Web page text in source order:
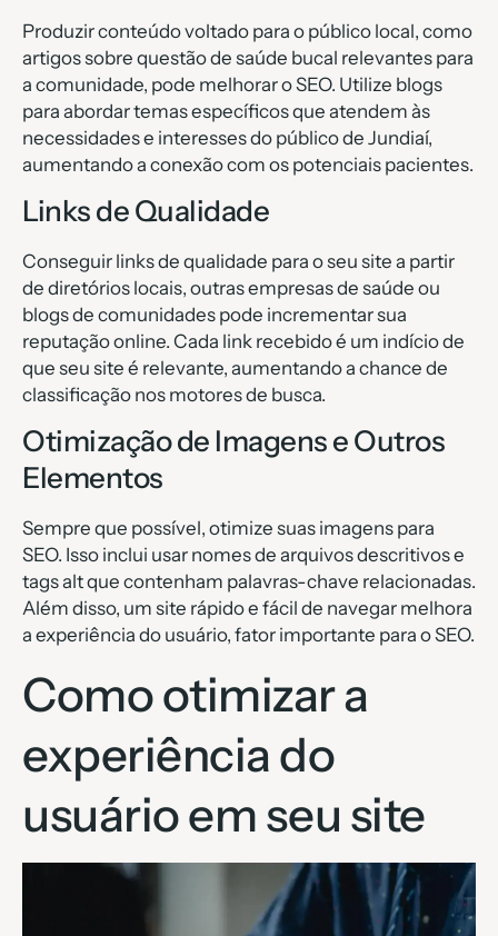
Produzir conteúdo voltado para o público local, como
artigos sobre questão de saúde bucal relevantes para
a comunidade, pode melhorar o SEO. Utilize blogs
para abordar temas específicos que atendem às
necessidades e interesses do público de Jundiaí,
aumentando a conexão com os potenciais pacientes.
Links de Qualidade
Conseguir links de qualidade para o seu site a partir
de diretórios locais, outras empresas de saúde ou
blogs de comunidades pode incrementar sua
reputação online. Cada link recebido é um indício de
que seu site é relevante, aumentando a chance de
classificação nos motores de busca.
Otimização de Imagens e Outros
Elementos
Sempre que possível, otimize suas imagens para
SEO. Isso inclui usar nomes de arquivos descritivos e
tags alt que contenham palavras-chave relacionadas.
Além disso, um site rápido e fácil de navegar melhora
a experiência do usuário, fator importante para o SEO.
Como otimizar a
experiência do
usuário em seu site